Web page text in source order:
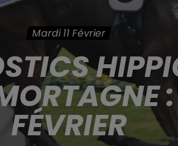
Mardi 11 Février
FÉVRIER